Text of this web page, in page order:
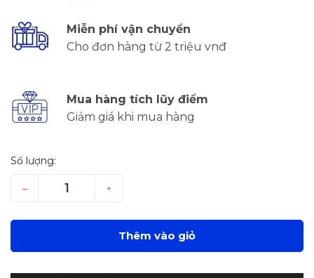
Miễn phí vận chuyển
Cho đơn hàng từ 2 triệu vnđ
Mua hàng tích lũy điểm
Giảm giá khi mua hàng
Số lượng:
– +
Thêm vào giỏ